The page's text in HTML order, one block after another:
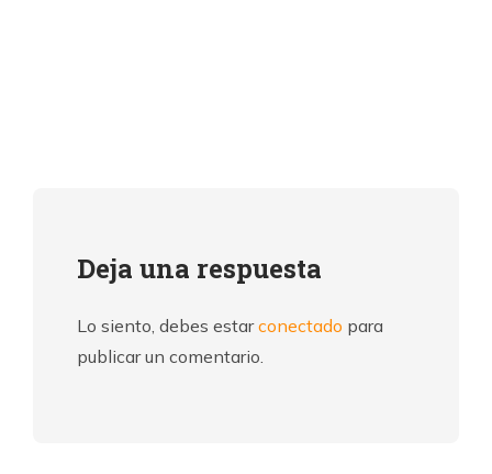
Deja una respuesta
Lo siento, debes estarconectado para
publicar un comentario.